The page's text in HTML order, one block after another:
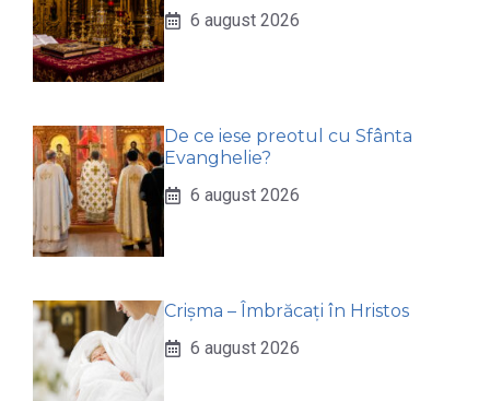
6 august 2026
De ce iese preotul cu Sfânta
Evanghelie?
6 august 2026
Crișma – Îmbrăcați în Hristos
6 august 2026